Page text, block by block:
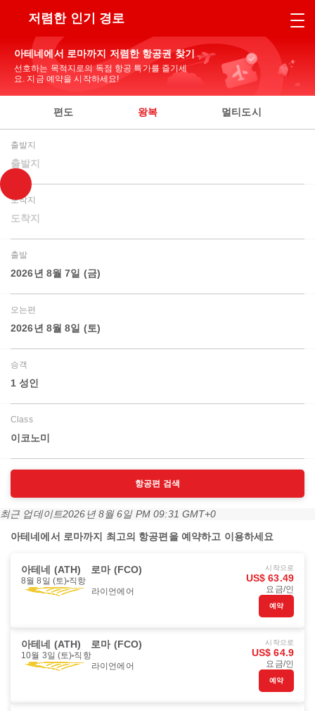
저렴한 인기 경로
아테네에서 로마까지 저렴한 항공권 찾기
선호하는 목적지로의 독점 항공 특가를 즐기세
요. 지금 예약을 시작하세요!
편도 왕복 멀티도시
출발지
출발지
도착지
도착지
출발
2026년 8월 7일 (금)
오는편
2026년 8월 8일 (토)
승객
1 성인
Class
이코노미
항공편 검색
최근 업데이트2026년 8월 6일 PM 09:31 GMT+0
아테네에서 로마까지 최고의 항공편을 예약하고 이용하세요
아테네 (ATH) 로마 (FCO)
8월 8일 (토) 직항
라이언에어
시작으로
US$ 63.49
요금/인
예약
아테네 (ATH) 로마 (FCO)
10월 3일 (토) 직항
라이언에어
시작으로
US$ 64.9
요금/인
예약